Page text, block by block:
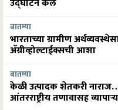
भारताच्या ग्रामीण
अ‍ॅग्रीव्होल्टाईक्सची आशा
केळी उत्पादक शेतकरी नाराज…
आंतरराष्ट्रीय तणावासह